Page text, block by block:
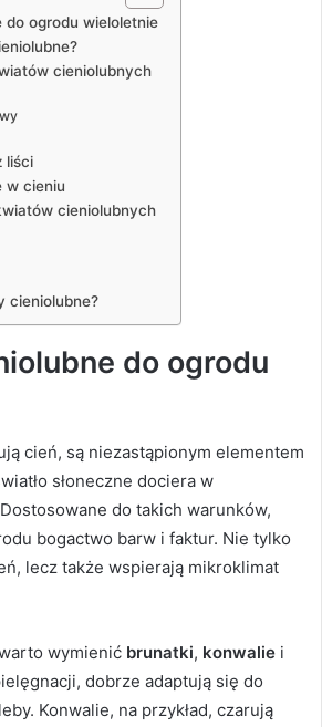
do ogrodu wieloletnie
cieniolubnych
liści
w cieniu
cieniolubnych
cieniolubne?
do ogrodu
cień, są niezastąpionym elementem
słoneczne dociera w
do takich warunków,
bogactwo barw i faktur. Nie tylko
lecz także wspierają mikroklimat
wymienić brunatki, konwalie i
dobrze adaptują się do
Konwalie, na przykład, czarują